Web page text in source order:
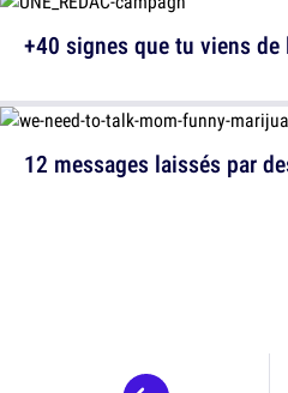
12 messages laissés par
+40 signes que tu viens de